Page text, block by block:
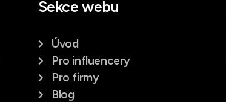
Sekce webu
Úvod
Pro influencery
Pro firmy
Blog